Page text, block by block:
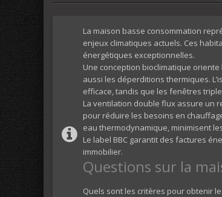
La maison basse consommation
enjeux climatiques actuels. Ces
énergétiques exceptionnelles.
Une conception bioclimatique
aussi les déperditions thermiques.
efficace, tandis que les fenêtres
La ventilation double flux assure un
pour réduire les besoins en
eau thermodynamique, minimisent
Le label BBC garantit des factures
immobilier.
Questions sur la
Quels sont les critères pour obtenir le